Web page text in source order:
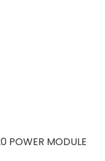
POWER MODULE